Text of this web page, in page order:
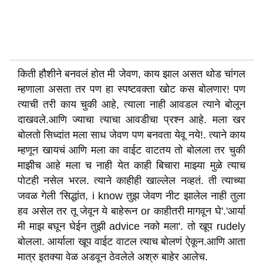
किती हौशीने बनवलं होत मी जेवण, काय झाल असत थोड चांगल
म्हणाला असता तर पण हा स्पष्टवक्ता खोट कस बोलणार! पण
त्याची तरी काय चुकी आहे, त्याला नाही आवडल त्याने बोलून
दाखवले.आणि ज्याचा त्याचा आवडीचा प्रश्न आहे. मला खर
बोलतो सिध्दांत मला साध जेवण पण बनवता येवू नये!. त्याने काय
म्हणून खायचं आणि मला का वाईट वाटतय तो बोलला तर चुकी
माझीच आहे मला च नाही येत काही बिचारा माझ्या मुळे त्याच
पोटही नसेल भरल. त्याने काहीही खाल्लेल नव्हतं. ती त्याच्या
जवळ गेली 'सिद्धांत, i know तुझ जेवण नीट झालेल नाही तुला
हव असेल तर तू जेवून ये बाहेरून or काहीतरी मागवून घे'.'आर्या
मी माझ बघून घेईन तुझी advice नको मला'. तो खूप rudely
बोलला. आर्याला खूप वाईट वाटल त्याच बोलणं ऐकून.आणि आता
मात्र इतक्या वेळ अडवून ठेवलेले अश्रु बाहेर आलेच.